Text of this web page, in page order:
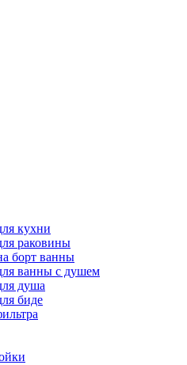
кухни
раковины
борт ванны
ванны с душем
душа
биде